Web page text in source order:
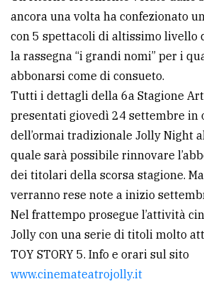
ancora una volta ha confezionato
con 5 spettacoli di altissimo livello
la rassegna “i grandi nomi” per i
abbonarsi come di consueto.
Tutti i dettagli della 6a Stagione
presentati giovedì 24 settembre in
dell’ormai tradizionale Jolly Night
quale sarà possibile rinnovare
dei titolari della scorsa stagione.
verranno rese note a inizio
Nel frattempo prosegue l’attività
Jolly con una serie di titoli molto
TOY STORY 5. Info e orari sul sito
www.cinemateatrojolly.it